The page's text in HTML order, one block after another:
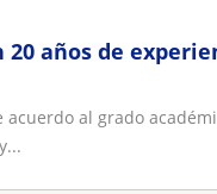
años de
al grado